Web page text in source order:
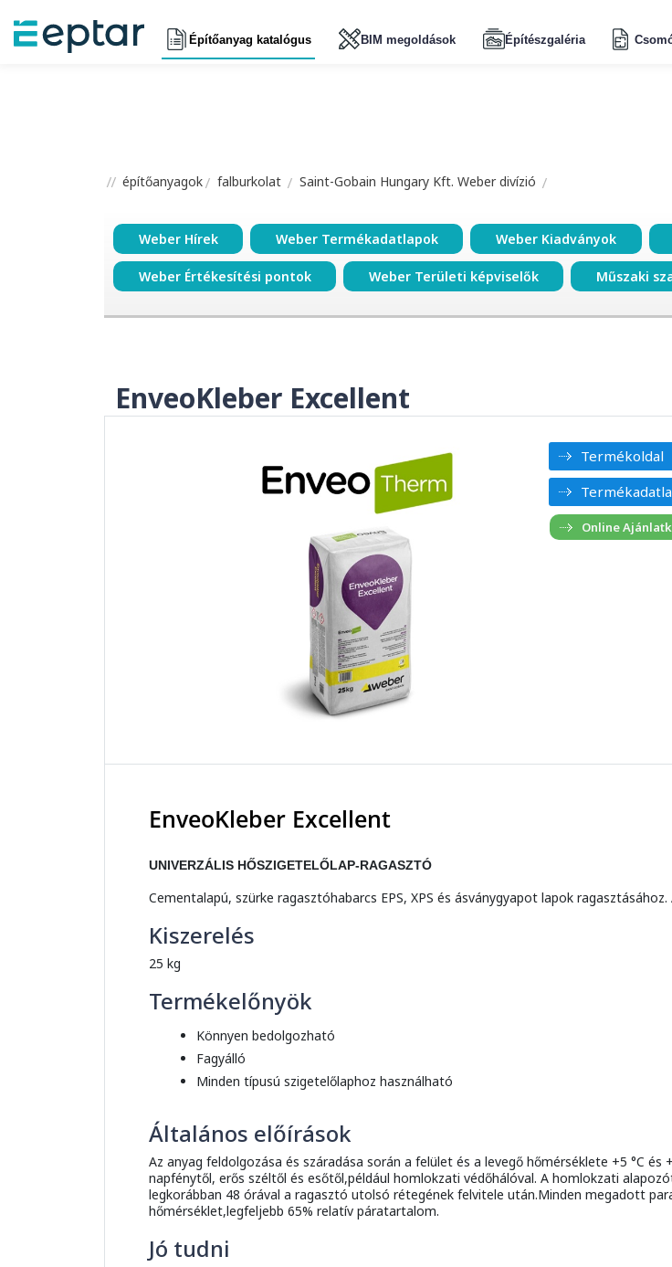
Építőanyag katalógus BIM megoldások Építészgaléria
építőanyagok falburkolat Saint-Gobain Hungary Kft. Weber divízió
Weber Hírek Weber Termékadatlapok Weber Kiadványok
Weber Értékesítési pontok Weber Területi képviselők Műszaki
EnveoKleber Excellent
Termékoldal
EnveoKleber Excellent
UNIVERZÁLIS HŐSZIGETELŐLAP-RAGASZTÓ
Cementalapú, szürke ragasztóhabarcs EPS, XPS és ásványgyapot lapok
Kiszerelés
25 kg
Termékelőnyök
Könnyen bedolgozható
Fagyálló
Minden típusú szigetelőlaphoz használható
Általános előírások
Az anyag feldolgozása és száradása során a felület és a levegő hőmérséklete +5 °C
napfénytől, erős széltől és esőtől,például homlokzati védőhálóval. A homlokzati
legkorábban 48 órával a ragasztó utolsó rétegének felvitele után.Minden megadott
hőmérséklet,legfeljebb 65% relatív páratartalom.
Jó tudni